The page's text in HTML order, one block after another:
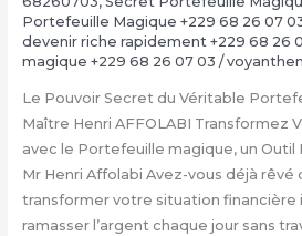
Portefeuille Magique +229 68 26 07
devenir riche rapidement +229 68 26
magique +229 68 26 07 03 /
Le Pouvoir Secret du Véritable
Maître Henri AFFOLABI Transformez
avec le Portefeuille magique, un
Mr Henri Affolabi Avez-vous déjà rêvé
transformer votre situation financière
ramasser l’argent chaque jour sans